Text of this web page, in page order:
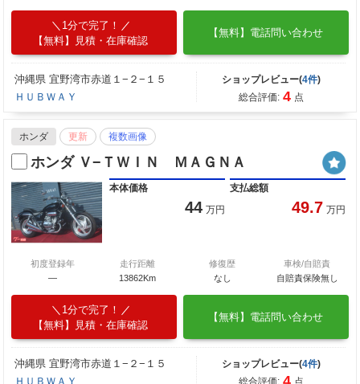
1分で完了！
【無料】見積・在庫確認
【無料】電話問い合わせ
沖縄県 宜野湾市赤道１−２−１５
ＨＵＢＷＡＹ
ショップレビュー(4件)
総合評価: 4 点
ホンダ 更新 複数画像
ホンダ Ｖ−ＴＷＩＮ ＭＡＧＮＡ
本体価格
44 万円
支払総額
49.7 万円
初度登録年
―
走行距離
13862Km
修復歴
なし
車検/自賠責
自賠責保険無し
1分で完了！
【無料】見積・在庫確認
【無料】電話問い合わせ
沖縄県 宜野湾市赤道１−２−１５
ＨＵＢＷＡＹ
ショップレビュー(4件)